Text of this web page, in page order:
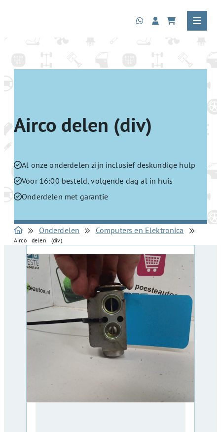
Airco delen (div)
Al onze onderdelen zijn inclusief deskundige hulp
Voor 16:00 besteld, volgende dag al in huis
Onderdelen met garantie
Onderdelen Computers en Elektronica
Airco delen (div)